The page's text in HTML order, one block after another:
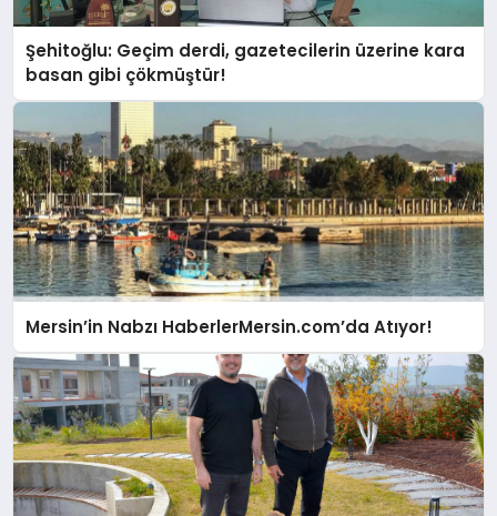
Şehitoğlu: Geçim derdi, gazetecilerin üzerine kara
basan gibi çökmüştür!
Mersin’in Nabzı HaberlerMersin.com’da Atıyor!